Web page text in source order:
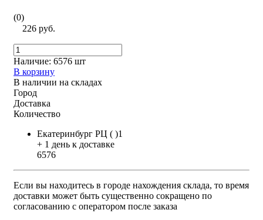
(0)
226 руб.
Наличие: 6576 шт
В корзину
В наличии на складах
Город
Доставка
Количество
Екатеринбург РЦ ( )1
+ 1 день к доставке
6576
Если вы находитесь в городе нахождения склада, то время
доставки может быть существенно сокращено по
согласованию с оператором после заказа